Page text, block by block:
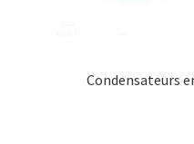
Condensateurs